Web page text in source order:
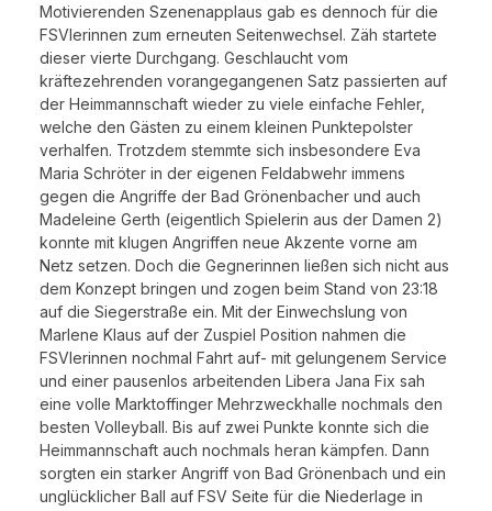
Motivierenden Szenenapplaus gab es dennoch für die
FSVlerinnen zum erneuten Seitenwechsel. Zäh startete
dieser vierte Durchgang. Geschlaucht vom
kräftezehrenden vorangegangenen Satz passierten auf
der Heimmannschaft wieder zu viele einfache Fehler,
welche den Gästen zu einem kleinen Punktepolster
verhalfen. Trotzdem stemmte sich insbesondere Eva
Maria Schröter in der eigenen Feldabwehr immens
gegen die Angriffe der Bad Grönenbacher und auch
Madeleine Gerth (eigentlich Spielerin aus der Damen 2)
konnte mit klugen Angriffen neue Akzente vorne am
Netz setzen. Doch die Gegnerinnen ließen sich nicht aus
dem Konzept bringen und zogen beim Stand von 23:18
auf die Siegerstraße ein. Mit der Einwechslung von
Marlene Klaus auf der Zuspiel Position nahmen die
FSVlerinnen nochmal Fahrt auf- mit gelungenem Service
und einer pausenlos arbeitenden Libera Jana Fix sah
eine volle Marktoffinger Mehrzweckhalle nochmals den
besten Volleyball. Bis auf zwei Punkte konnte sich die
Heimmannschaft auch nochmals heran kämpfen. Dann
sorgten ein starker Angriff von Bad Grönenbach und ein
unglücklicher Ball auf FSV Seite für die Niederlage in